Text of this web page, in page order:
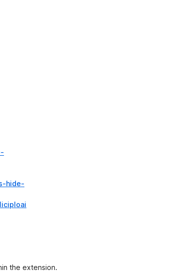
hide-
the extension.